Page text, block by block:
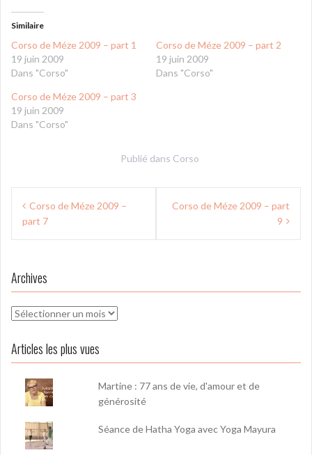
Similaire
Corso de Méze 2009 – part 1
19 juin 2009
Dans "Corso"
Corso de Méze 2009 – part 2
19 juin 2009
Dans "Corso"
Corso de Méze 2009 – part 3
19 juin 2009
Dans "Corso"
Publié dans Corso
Navigation
deCorso de Méze 2009 –
part 7
Corso de Méze 2009 – part
9
Archives
Archives
Articles les plus vues
Martine : 77 ans de vie, d'amour et de
générosité
Séance de Hatha Yoga avec Yoga Mayura